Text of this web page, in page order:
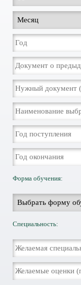
Форма обучения:
Специальность: